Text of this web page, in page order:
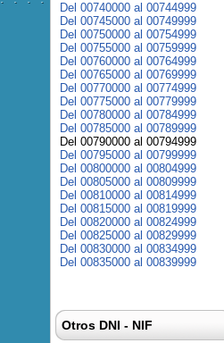
Del 00740000 al 00744999
Del 00745000 al 00749999
Del 00750000 al 00754999
Del 00755000 al 00759999
Del 00760000 al 00764999
Del 00765000 al 00769999
Del 00770000 al 00774999
Del 00775000 al 00779999
Del 00780000 al 00784999
Del 00785000 al 00789999
Del 00790000 al 00794999
Del 00795000 al 00799999
Del 00800000 al 00804999
Del 00805000 al 00809999
Del 00810000 al 00814999
Del 00815000 al 00819999
Del 00820000 al 00824999
Del 00825000 al 00829999
Del 00830000 al 00834999
Del 00835000 al 00839999
Otros DNI - NIF